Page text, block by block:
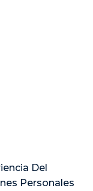
Del
Personales